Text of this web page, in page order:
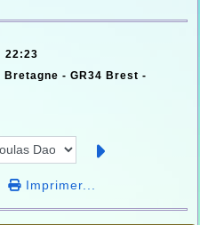
22:23
Bretagne - GR34 Brest -
Imprimer...